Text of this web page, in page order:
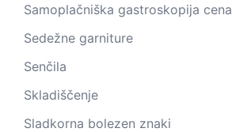
Samoplačniška gastroskopija cena
Sedežne garniture
Senčila
Skladiščenje
Sladkorna bolezen znaki